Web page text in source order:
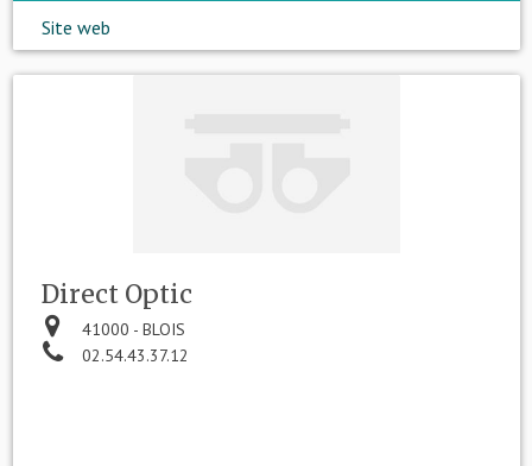
Site web
Direct Optic
41000 - BLOIS
02.54.43.37.12